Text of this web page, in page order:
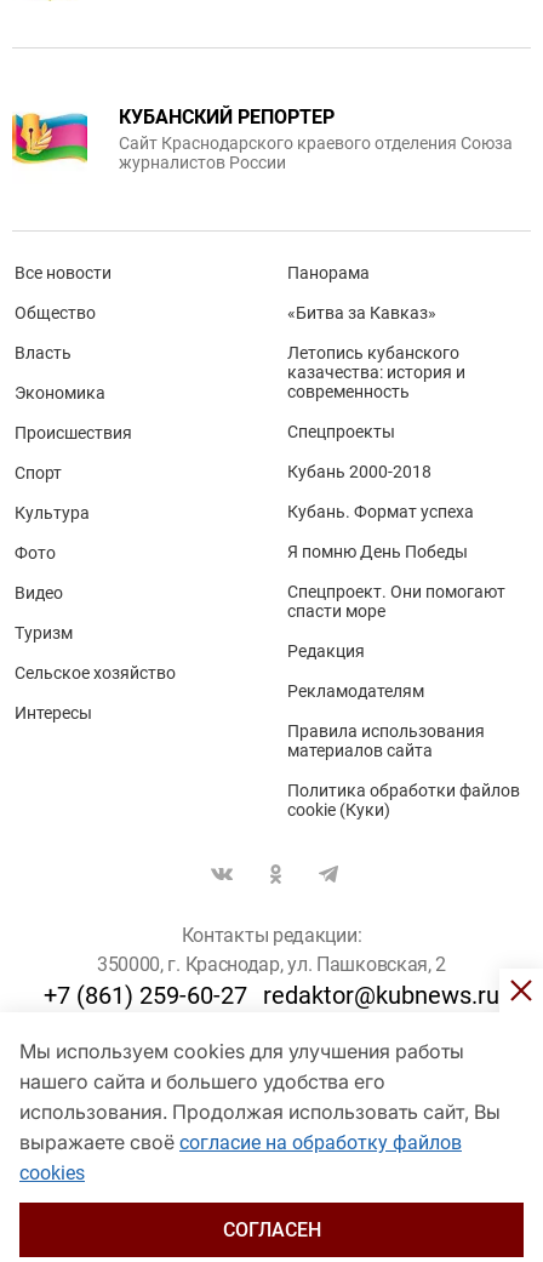
Мы используем cookies для улучшения работы
нашего сайта и большего удобства его
использования. Продолжая использовать сайт, Вы
выражаете своё согласие на обработку файлов
cookies
СОГЛАСЕН
КУБАНСКИЙ РЕПОРТЕР
Сайт Краснодарского краевого отделения Союза
журналистов России
Все новости
Общество
Власть
Экономика
Происшествия
Спорт
Культура
Фото
Видео
Туризм
Сельское хозяйство
Интересы
Панорама
«Битва за Кавказ»
Летопись кубанского
казачества: история и
современность
Спецпроекты
Кубань 2000-2018
Кубань. Формат успеха
Я помню День Победы
Спецпроект. Они помогают
спасти море
Редакция
Рекламодателям
Правила использования
материалов сайта
Политика обработки файлов
cookie (Куки)
Контакты редакции:
350000, г. Краснодар, ул. Пашковская, 2
+7 (861) 259-60-27 redaktor@kubnews.ru
Для пользователей старше 16 лет
© Кубанские Новости, 2017
Сетевое издание «kubnews» зарегистрировано Федеральной
службой по надзору в сфере связи, информационных технологий
и массовых коммуникаций (Роскомнадзор). Регистрационный
Пашковская, 2). Главный редактор – Филиппов О. Ю.